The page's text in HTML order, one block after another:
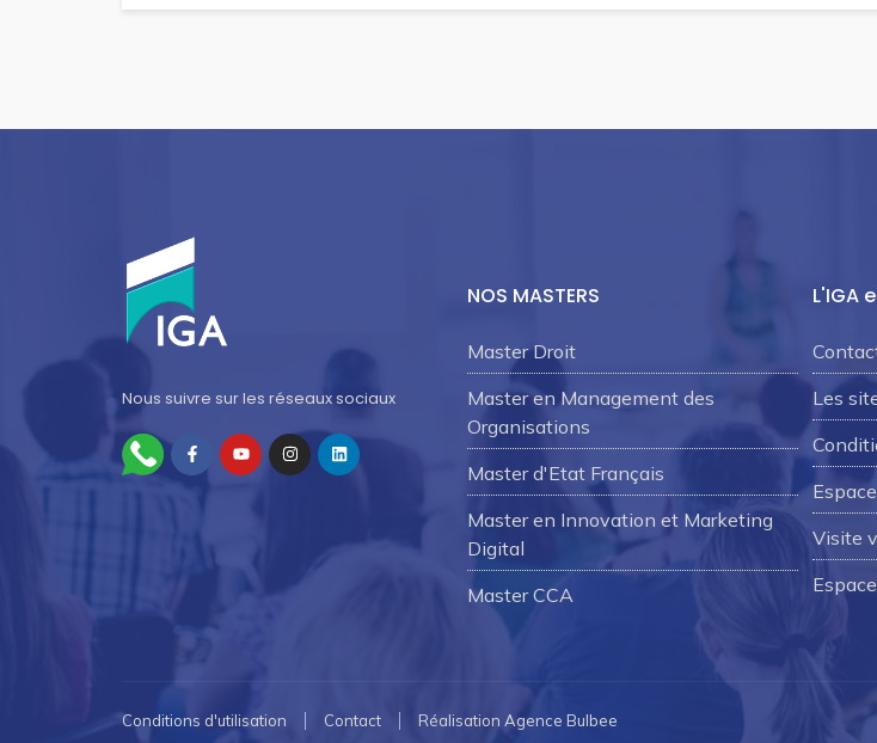
Nous suivre sur les réseaux sociaux
NOS MASTERS
Master Droit
Master en Management des
Organisations
Master d'Etat Français
Master en Innovation et Marketing
Digital
Master CCA
L'IGA
Les
Visite
Conditions d'utilisation Contact Réalisation Agence Bulbee